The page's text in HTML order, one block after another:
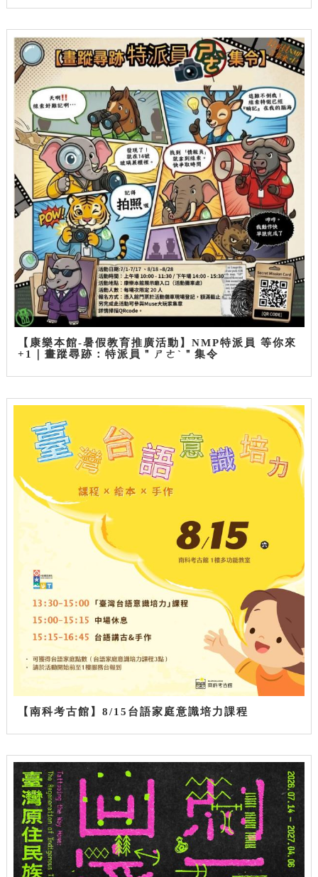
【康樂本館-暑假教育推廣活動】NMP特派員 等你來
+1｜畫蹤尋跡：特派員＂ㄕㄜˋ＂集令
【南科考古館】8/15台語家庭意識培力課程